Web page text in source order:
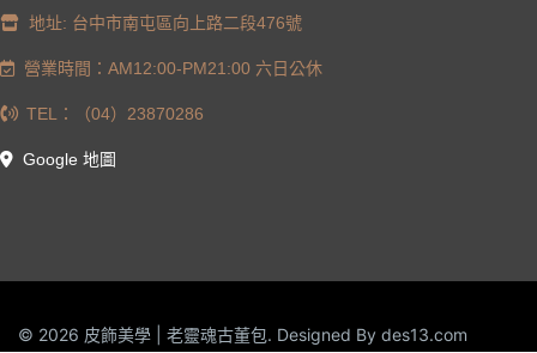
地址: 台中市南屯區向上路二段476號
營業時間：AM12:00-PM21:00 六日公休
TEL：（04）23870286
Google 地圖
© 2026 皮飾美學 | 老靈魂古董包. Designed By des13.com